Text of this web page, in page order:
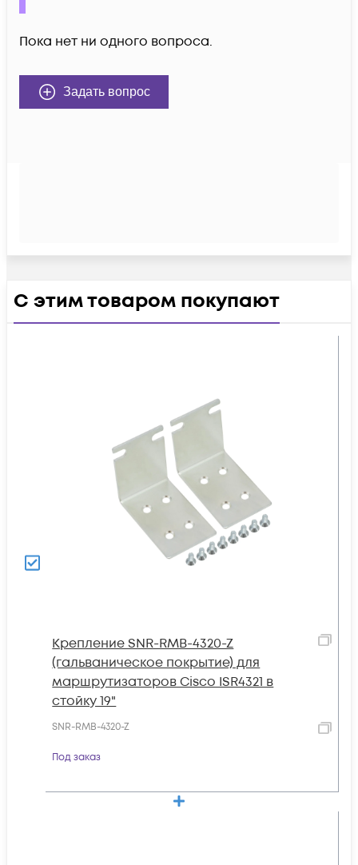
Пока нет ни одного вопроса.
Задать вопрос
С этим товаром покупают
Крепление SNR-RMB-4320-Z
(гальваническое покрытие) для
маршрутизаторов Cisco ISR4321 в
стойку 19"
SNR-RMB-4320-Z
Под заказ